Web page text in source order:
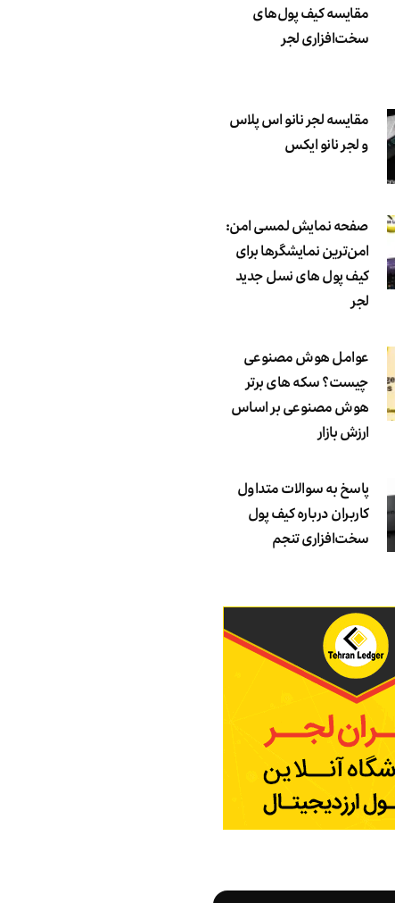
مقایسه کیف پول‌های
سخت‌افزاری لجر
مقایسه لجر نانو اس پلاس
و لجر نانو ایکس
صفحه نمایش لمسی امن:
امن‌ترین نمایشگرها برای
کیف پول های نسل جدید
لجر
عوامل هوش مصنوعی
چیست؟ سکه های برتر
هوش مصنوعی بر اساس
ارزش بازار
پاسخ به سوالات متداول
کاربران درباره کیف پول
سخت‌افزاری تنجم